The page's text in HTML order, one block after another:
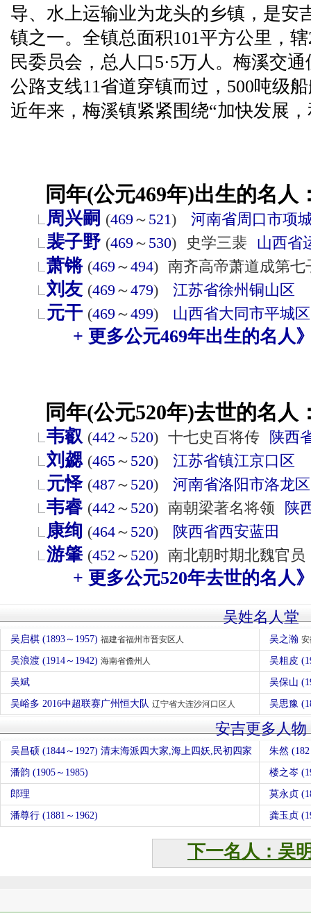
导、水上运输业为龙头的乡镇，是安
镇之一。全镇总面积101平方公里，
民委员会，总人口5·5万人。梅溪交
公路支线11省道穿镇而过，500吨级
近年来，梅溪镇紧紧围绕“加快发展
同年(公元469年)出生的名人
周兴嗣 (469 ～ 521) 河南省周口市项
裴子野 (469 ～ 530) 史学三裴 山西省
萧锵 (469 ～494) 南齐高帝萧道成第七
刘友 (469 ～479) 江苏省徐州 铜山区
元干 (469 ～499) 山西省大同市平城区
+ 更多公元469年出生的名人
同年(公元520年)去世的名人
韦叡 (442 ～ 520) 十七史百将传 陕西
刘勰 (465～ 520) 江苏省镇江京口区
元怿 (487～ 520) 河南省洛阳市洛龙区
韦睿 (442 ～ 520) 南朝梁著名将领 陕
康绚 (464～ 520) 陕西省西安蓝田
游肇 (452 ～ 520) 南北朝时期北魏官员
+ 更多公元520年去世的名人
吴姓名人堂
吴启棋 (1893～1957) 福建省福州市晋安区人 吴之瀚
吴浪渡 (1914～1942) 海南省儋州人 吴粗皮
吴斌 吴保山
吴峪多 2016中超联赛广州恒大队 辽宁省大连沙河口区人 吴思豫
安吉更多人物
吴昌硕 (1844～1927) 清末海派四大家,海上四妖,民初四家 朱然
潘韵 (1905～1985) 楼之岑
郎理 莫永贞
潘尊行 (1881～1962) 龚玉贞
下一名人：吴